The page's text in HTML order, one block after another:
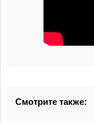
Смотрите также: